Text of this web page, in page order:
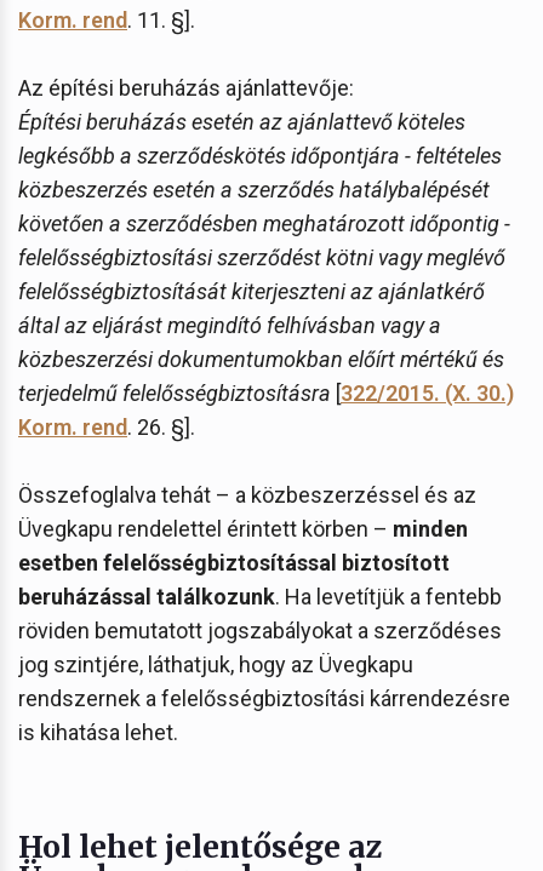
Korm. rend. 11. §].
Az építési beruházás ajánlattevője:
Építési beruházás esetén az ajánlattevő köteles
legkésőbb a szerződéskötés időpontjára - feltételes
közbeszerzés esetén a szerződés hatálybalépését
követően a szerződésben meghatározott időpontig -
felelősségbiztosítási szerződést kötni vagy meglévő
felelősségbiztosítását kiterjeszteni az ajánlatkérő
által az eljárást megindító felhívásban vagy a
közbeszerzési dokumentumokban előírt mértékű és
terjedelmű felelősségbiztosításra [322/2015. (X. 30.)
Korm. rend. 26. §].
Összefoglalva tehát – a közbeszerzéssel és az
Üvegkapu rendelettel érintett körben – minden
esetben felelősségbiztosítással biztosított
beruházással találkozunk. Ha levetítjük a fentebb
röviden bemutatott jogszabályokat a szerződéses
jog szintjére, láthatjuk, hogy az Üvegkapu
rendszernek a felelősségbiztosítási kárrendezésre
is kihatása lehet.
Hol lehet jelentősége az